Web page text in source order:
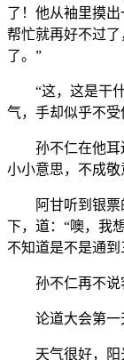
了！他从袖里摸
帮忙就再好不过
了。”
“这，这是干什
气，手却似乎不受
孙不仁在他耳边
小小意思，不成
阿甘听到银票
下，道：“噢，我
不知道是不是通
孙不仁再不说客
论道大会第一
天气很好，阳光